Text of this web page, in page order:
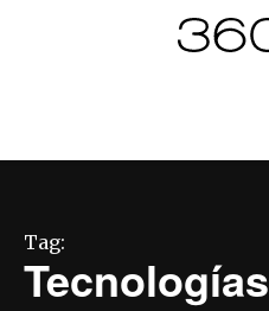
Tag:
Tecnologías